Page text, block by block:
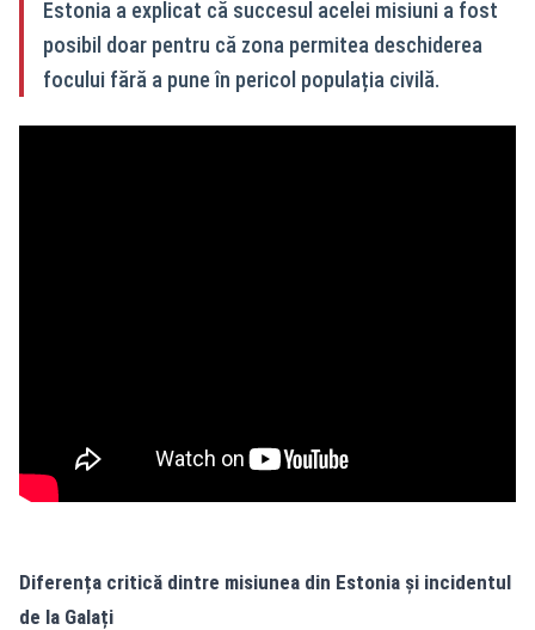
Estonia a explicat că succesul acelei misiuni a fost
posibil doar pentru că zona permitea deschiderea
focului fără a pune în pericol populația civilă.
Diferența critică dintre misiunea din Estonia și incidentul
de la Galați